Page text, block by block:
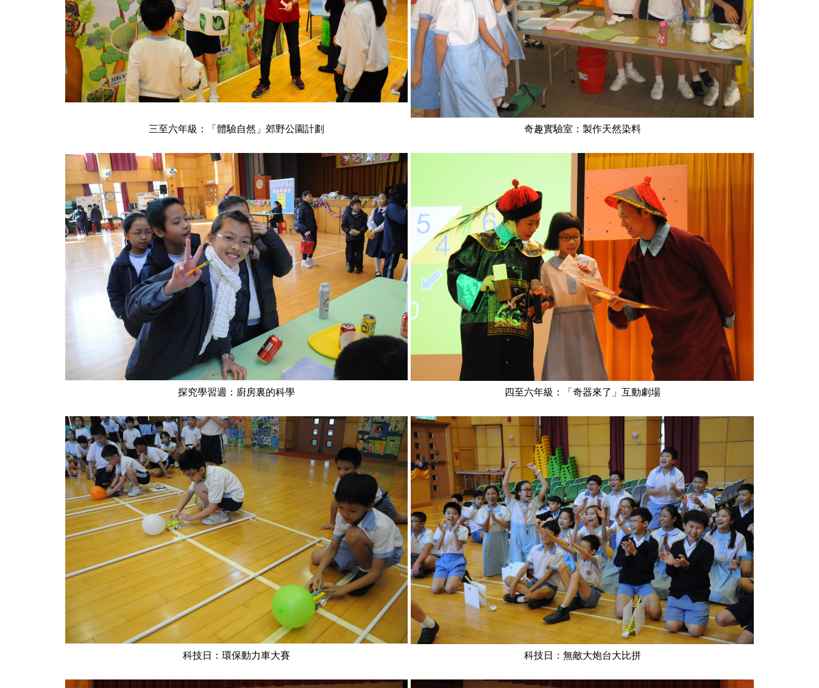
三至六年級：「體驗自然」郊野公園計劃 奇趣實驗室：製作天然染料
探究學習週：廚房裏的科學 四至六年級：「奇器來了」互動劇場
科技日：環保動力車大賽 科技日：無敵大炮台大比拼